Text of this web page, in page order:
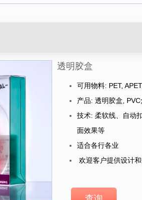
透明胶盒
可用物料: PET,
产品: 透明胶盒,
技术: 柔软线、自动
面效果等
适合各行各业
欢迎客户提供设计